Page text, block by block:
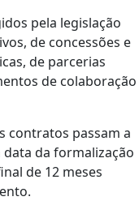
pela legislação
de concessões e
de parcerias
de colaboração
contratos passam a
da formalização
de 12 meses